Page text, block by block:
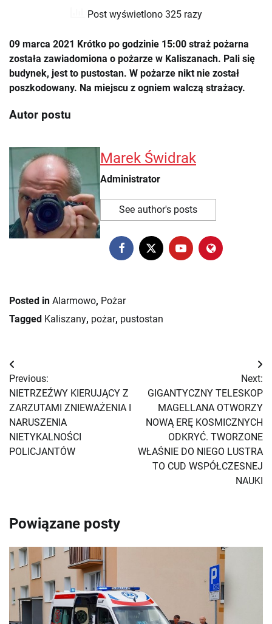
Post wyświetlono 325 razy
09 marca 2021 Krótko po godzinie 15:00 straż pożarna
została zawiadomiona o pożarze w Kaliszanach. Pali się
budynek, jest to pustostan. W pożarze nikt nie został
poszkodowany. Na miejscu z ogniem walczą strażacy.
Autor postu
Marek Świdrak
Administrator
See author's posts
Posted in Alarmowo, Pożar
Tagged Kaliszany, pożar, pustostan
Nawigacja
wpisu
Previous:
NIETRZEŹWY KIERUJĄCY Z
ZARZUTAMI ZNIEWAŻENIA I
NARUSZENIA
NIETYKALNOŚCI
POLICJANTÓW
Next:
GIGANTYCZNY TELESKOP
MAGELLANA OTWORZY
NOWĄ ERĘ KOSMICZNYCH
ODKRYĆ. TWORZONE
WŁAŚNIE DO NIEGO LUSTRA
TO CUD WSPÓŁCZESNEJ
NAUKI
Powiązane posty